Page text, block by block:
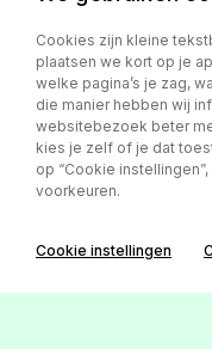
1.2 TSI HIGHLINE I
BLUETOOTH I NAVI
Bouwjaar
2014
Cookies zijn kleine
plaatsen we kort op je
welke pagina’s je zag,
die manier hebben wij
websitebezoek beter
kies je zelf of je dat
op “Cookie
voorkeuren.
Cookie instellingen